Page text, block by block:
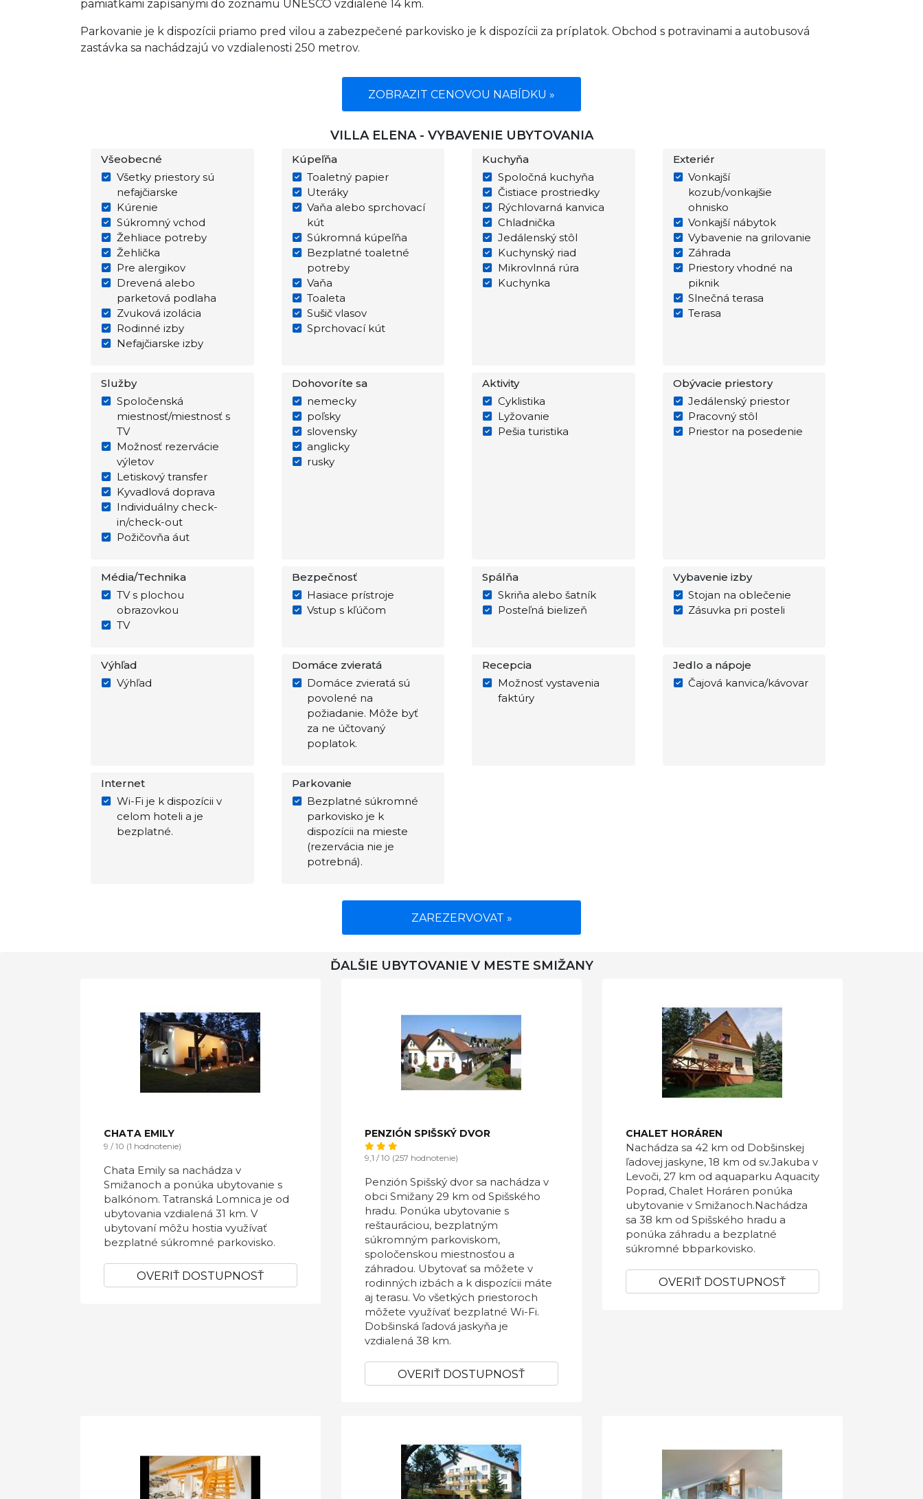
pamiatkami zapísanými do zoznamu UNESCO vzdialené 14 km.
Parkovanie je k dispozícii priamo pred vilou a zabezpečené parkovisko je k dispozícii za príplatok. Obchod s potravinami a autobusová
zastávka sa nachádzajú vo vzdialenosti 250 metrov.
ZOBRAZIT CENOVOU NABÍDKU »
VILLA ELENA - VYBAVENIE UBYTOVANIA
Všeobecné
Všetky priestory sú
nefajčiarske
Kúrenie
Súkromný vchod
Žehliace potreby
Žehlička
Pre alergikov
Drevená alebo
parketová podlaha
Zvuková izolácia
Rodinné izby
Nefajčiarske izby
Kúpeľňa
Toaletný papier
Uteráky
Vaňa alebo sprchovací
kút
Súkromná kúpeľňa
Bezplatné toaletné
potreby
Vaňa
Toaleta
Sušič vlasov
Sprchovací kút
Kuchyňa
Spoločná kuchyňa
Čistiace prostriedky
Rýchlovarná kanvica
Chladnička
Jedálenský stôl
Kuchynský riad
Mikrovlnná rúra
Kuchynka
Exteriér
Vonkajší
kozub/vonkajšie
ohnisko
Vonkajší nábytok
Vybavenie na grilovanie
Záhrada
Priestory vhodné na
piknik
Slnečná terasa
Terasa
Služby
Spoločenská
miestnosť/miestnosť s
TV
Možnosť rezervácie
výletov
Letiskový transfer
Kyvadlová doprava
Individuálny check-
in/check-out
Požičovňa áut
Dohovoríte sa
nemecky
poľsky
slovensky
anglicky
rusky
Aktivity
Cyklistika
Lyžovanie
Pešia turistika
Obývacie priestory
Jedálenský priestor
Pracovný stôl
Priestor na posedenie
Média/Technika
TV s plochou
obrazovkou
TV
Bezpečnosť
Hasiace prístroje
Vstup s kľúčom
Spálňa
Skriňa alebo šatník
Posteľná bielizeň
Vybavenie izby
Stojan na oblečenie
Zásuvka pri posteli
Výhľad
Výhľad
Domáce zvieratá
Domáce zvieratá sú
povolené na
požiadanie. Môže byť
za ne účtovaný
poplatok.
Recepcia
Možnosť vystavenia
faktúry
Jedlo a nápoje
Čajová kanvica/kávovar
Internet
Wi-Fi je k dispozícii v
celom hoteli a je
bezplatné.
Parkovanie
Bezplatné súkromné
parkovisko je k
dispozícii na mieste
(rezervácia nie je
potrebná).
ZAREZERVOVAT »
ĎALŠIE UBYTOVANIE V MESTE SMIŽANY
CHATA EMILY
9 / 10 (1 hodnotenie)
Chata Emily sa nachádza v
Smižanoch a ponúka ubytovanie s
balkónom. Tatranská Lomnica je od
ubytovania vzdialená 31 km. V
ubytovaní môžu hostia využívať
bezplatné súkromné parkovisko.
OVERIŤ DOSTUPNOSŤ
PENZIÓN SPIŠSKÝ DVOR
9,1 / 10 (257 hodnotenie)
Penzión Spišský dvor sa nachádza v
obci Smižany 29 km od Spišského
hradu. Ponúka ubytovanie s
reštauráciou, bezplatným
súkromným parkoviskom,
spoločenskou miestnosťou a
záhradou. Ubytovať sa môžete v
rodinných izbách a k dispozícii máte
aj terasu. Vo všetkých priestoroch
môžete využívať bezplatné Wi-Fi.
Dobšinská ľadová jaskyňa je
vzdialená 38 km.
OVERIŤ DOSTUPNOSŤ
CHALET HORÁREN
Nachádza sa 42 km od Dobšinskej
ľadovej jaskyne, 18 km od sv.Jakuba v
Levoči, 27 km od aquaparku Aquacity
Poprad, Chalet Horáren ponúka
ubytovanie v Smižanoch.Nachádza
sa 38 km od Spišského hradu a
ponúka záhradu a bezplatné
súkromné bbparkovisko.
OVERIŤ DOSTUPNOSŤ